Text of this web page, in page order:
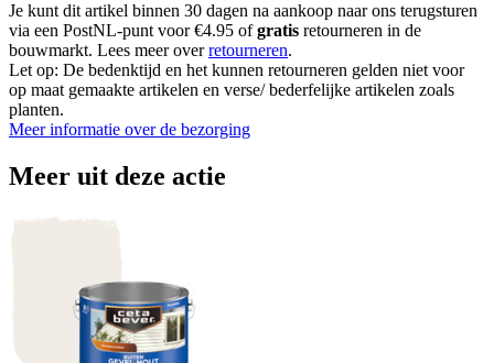
Je kunt dit artikel binnen 30 dagen na aankoop naar ons terugsturen
via een PostNL-punt voor €4.95 ofgratis retourneren in de
bouwmarkt. Lees meer overretourneren.
Let op: De bedenktijd en het kunnen retourneren gelden niet voor
op maat gemaakte artikelen en verse/ bederfelijke artikelen zoals
planten.
Meer informatie over de bezorging
Meer uit deze actie